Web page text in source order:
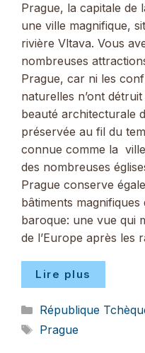
Prague, la capitale de
une ville magnifique,
rivière Vltava. Vous
nombreuses
Prague, car ni les
naturelles n’ont
beauté architecturale
préservée au fil du
connue comme la
des nombreuses
Prague conserve
bâtiments
baroque: une vue qui
de l’Europe après les
Lire plus
Catégories
République
Étiquettes
Prague